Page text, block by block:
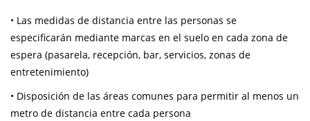
• Las medidas de distancia entre las personas se
especificarán mediante marcas en el suelo en cada zona de
espera (pasarela, recepción, bar, servicios, zonas de
entretenimiento)
• Disposición de las áreas comunes para permitir al menos un
metro de distancia entre cada persona